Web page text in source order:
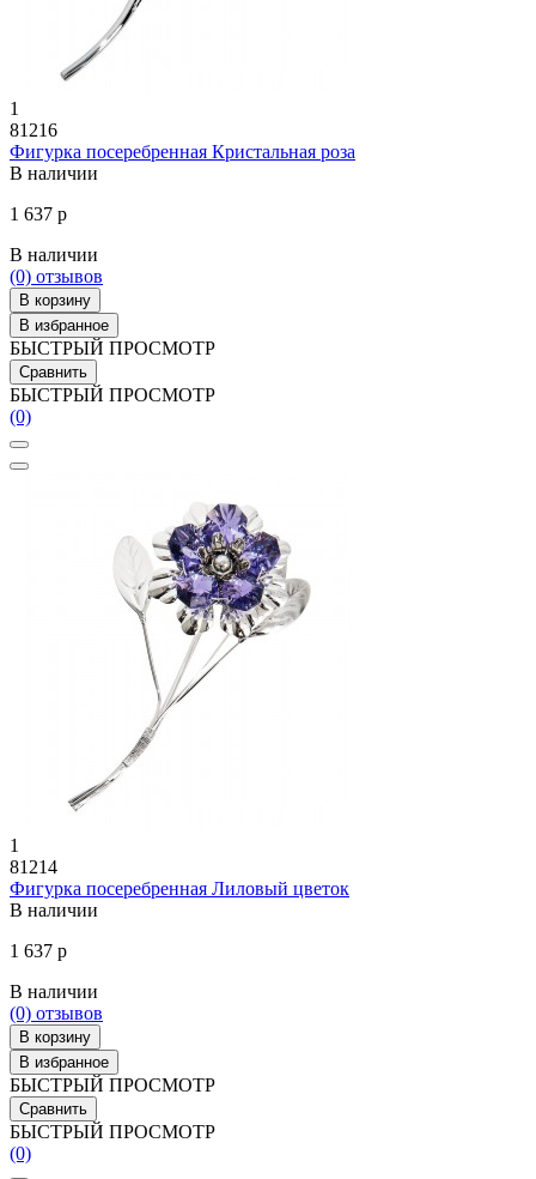
1
81216
Фигурка посеребренная Кристальная роза
В наличии
1 637 р
В наличии
(0) отзывов
В корзину
В избранное
БЫСТРЫЙ ПРОСМОТР
Сравнить
БЫСТРЫЙ ПРОСМОТР
(0)
1
81214
Фигурка посеребренная Лиловый цветок
В наличии
1 637 р
В наличии
(0) отзывов
В корзину
В избранное
БЫСТРЫЙ ПРОСМОТР
Сравнить
БЫСТРЫЙ ПРОСМОТР
(0)